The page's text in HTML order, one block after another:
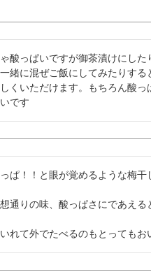
酸っぱいですが御茶漬けにした
緒に混ぜご飯にしてみたりする
くいただけます。もちろん酸
です
ぱ！！と眼が覚めるような梅干
通りの味、酸っぱさにであえる
れて外でたべるのもとっても